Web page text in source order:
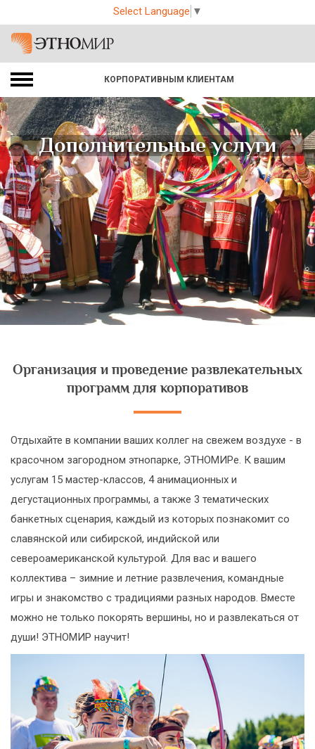
Select Language ▼
КОРПОРАТИВНЫМ КЛИЕНТАМ
Дополнительные услуги
Организация и проведение развлекательных
программ для корпоративов
Отдыхайте в компании ваших коллег на свежем воздухе - в
красочном загородном этнопарке, ЭТНОМИРе. К вашим
услугам 15 мастер-классов, 4 анимационных и
дегустационных программы, а также 3 тематических
банкетных сценария, каждый из которых познакомит со
славянской или сибирской, индийской или
североамериканской культурой. Для вас и вашего
коллектива – зимние и летние развлечения, командные
игры и знакомство с традициями разных народов. Вместе
можно не только покорять вершины, но и развлекаться от
души! ЭТНОМИР научит!